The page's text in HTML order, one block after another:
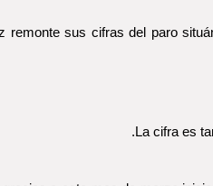
remonte sus cifras del paro
La cifra es